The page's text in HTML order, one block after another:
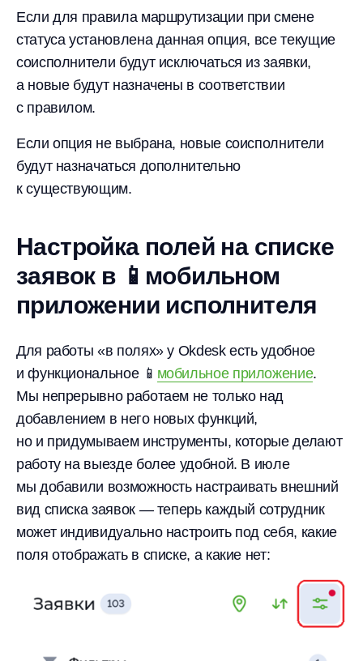
Если для правила маршрутизации при смене
статуса установлена данная опция, все текущие
соисполнители будут исключаться из заявки,
а новые будут назначены в соответствии
с правилом.
Если опция не выбрана, новые соисполнители
будут назначаться дополнительно
к существующим.
Настройка полей на списке
заявок в 📱мобильном
приложении исполнителя
Для работы «в полях» у Okdesk есть удобное
и функциональное 📱 мобильное приложение.
Мы непрерывно работаем не только над
добавлением в него новых функций,
но и придумываем инструменты, которые делают
работу на выезде более удобной. В июле
мы добавили возможность настраивать внешний
вид списка заявок — теперь каждый сотрудник
может индивидуально настроить под себя, какие
поля отображать в списке, а какие нет: